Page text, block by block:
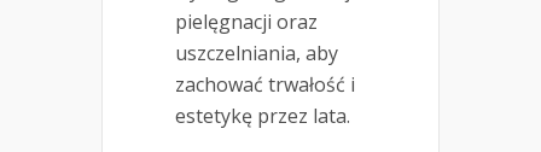
pielęgnacji oraz
uszczelniania, aby
zachować trwałość i
estetykę przez lata.